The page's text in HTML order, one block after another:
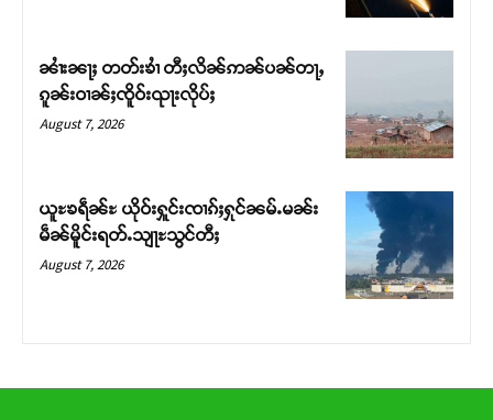
ၼၢႆးၼႃႈ တတ်းၶၢႆ တီႈလိၼ်ဢၼ်ပၼ်တႃႇ
ၵူၼ်းဝၢၼ်ႈၸိူဝ်းၺႃးလိုပ်ႈ
August 7, 2026
ယူႊၶရဵၼ်ႊ ယိုဝ်းႁူင်းၸၢၵ်ႈႁုင်ၼမ်ႉမၼ်း
မဵၼ်မိူင်းရတ်ႉသျႃႊသွင်တီႈ
August 7, 2026